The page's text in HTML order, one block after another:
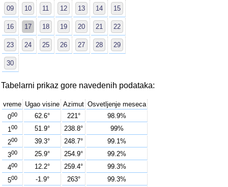
09 10 11 12 13 14 15
16 17 18 19 20 21 22
23 24 25 26 27 28 29
30
Tabelarni prikaz gore navedenih podataka:
vreme Ugao visine Azimut Osvetljenje meseca
000 62.6° 221°
98.9%
100 51.9° 238.8°
99%
200 39.3° 248.7°
99.1%
300 25.9° 254.9°
99.2%
400 12.2° 259.4°
99.3%
500 -1.9° 263°
99.3%